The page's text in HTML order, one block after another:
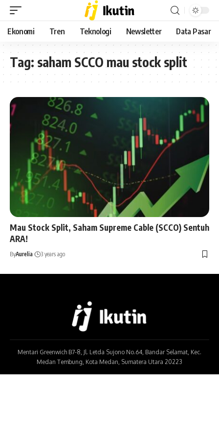
Ekonomi Tren Teknologi Newsletter Data Pasar
Tag: saham SCCO mau stock split
Mau Stock Split, Saham Supreme Cable (SCCO) Sentuh
ARA!
ByAurelia 3 years ago
Mentari Greenwich B7-8, Jl. Letda Sujono No.64, Bandar Selamat, Kec.
Medan Tembung, Kota Medan, Sumatera Utara 20223